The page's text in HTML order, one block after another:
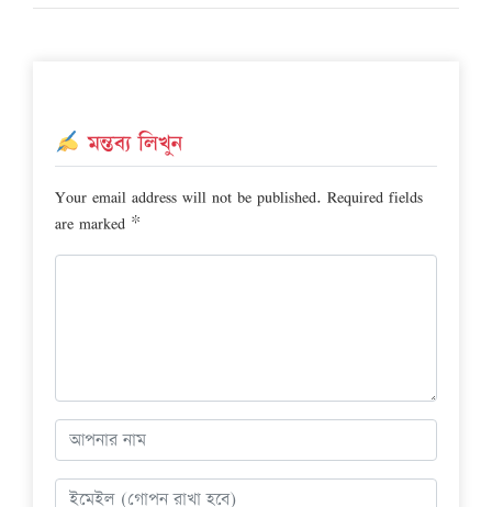
মন্তব্য লিখুন
Your email address will not be published. Required fields
are marked *